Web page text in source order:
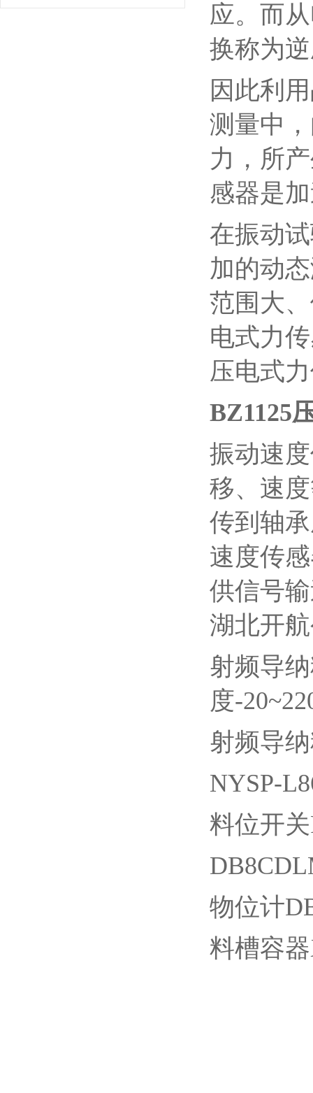
应。而
换称为
因此利
测量中
力，所
感器是
在振动
加的动
范围大
电式力
压电式
BZ1125
振动速
移、速
传到轴
速度传
供信号
湖北开
射频导
度-
射频导
NYSP-
料位开
物位计
料槽容